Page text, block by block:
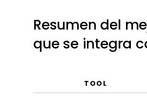
Resumen del
que se integra
TOOL